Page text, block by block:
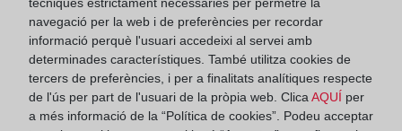
Adreça:
Avda. de la Libertad, 16, 11540
Horario:
De lunes a viernes de 09:00 a 17:00 horas
navegació per la web i de preferències per recordar
informació perquè l'usuari accedeixi al servei amb
determinades característiques. També utilitza cookies de
tercers de preferències, i per a finalitats analítiques respecte
de l'ús per part de l'usuari de la pròpia web. Clica AQUÍ per
a més informació de la “Política de cookies”. Podeu acceptar